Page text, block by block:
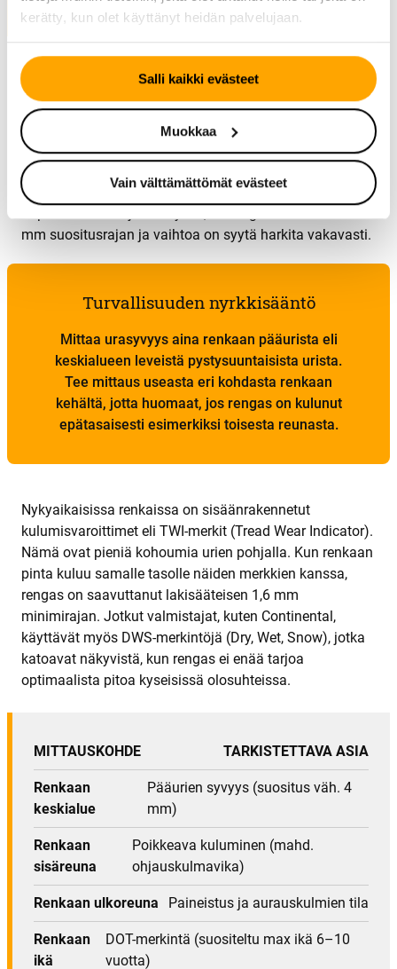
kerätty, kun olet käyttänyt heidän palvelujaan.
Salli kaikki evästeet
Muokkaa
Vain välttämättömät evästeet
oikea tekniikka
Mittaus onnistuu tarkimmin urasyvyysmittarilla, joka on
edullinen ja helppokäyttöinen työkalu. Jos mittaria ei ole
käsillä, kahden euron kolikko on erinomainen apuväline
nopeaan tarkistukseen. Kolikon hopeanvärinen reunus
on leveydeltään noin neljä millimetriä. Kun asetat
kolikon renkaan uraan ja hopeareunus peittyy kokonaan,
pintaa on vielä turvasuositusten mukaisesti jäljellä. Jos
mm suositusrajan ja vaihtoa on syytä harkita vakavasti.
Turvallisuuden nyrkkisääntö
Mittaa urasyvyys aina renkaan pääurista eli
keskialueen leveistä pystysuuntaisista urista.
Tee mittaus useasta eri kohdasta renkaan
kehältä, jotta huomaat, jos rengas on kulunut
epätasaisesti esimerkiksi toisesta reunasta.
Nykyaikaisissa renkaissa on sisäänrakennetut
kulumisvaroittimet eli TWI-merkit (Tread Wear Indicator).
Nämä ovat pieniä kohoumia urien pohjalla. Kun renkaan
pinta kuluu samalle tasolle näiden merkkien kanssa,
rengas on saavuttanut lakisääteisen 1,6 mm
minimirajan. Jotkut valmistajat, kuten Continental,
käyttävät myös DWS-merkintöjä (Dry, Wet, Snow), jotka
katoavat näkyvistä, kun rengas ei enää tarjoa
optimaalista pitoa kyseisissä olosuhteissa.
MITTAUSKOHDE TARKISTETTAVA ASIA
Renkaan
keskialue
Pääurien syvyys (suositus väh. 4
mm)
Renkaan
sisäreuna
Poikkeava kuluminen (mahd.
ohjauskulmavika)
Renkaan ulkoreuna Paineistus ja aurauskulmien tila
Renkaan
ikä
DOT-merkintä (suositeltu max ikä 6–10
vuotta)